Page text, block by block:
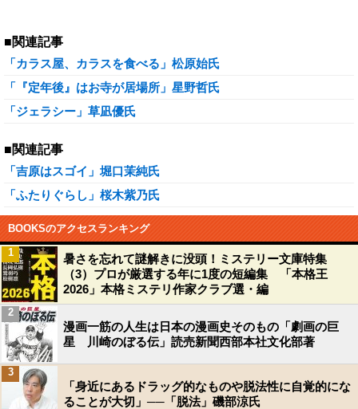
■関連記事
「カラス屋、カラスを食べる」松原始氏
「『定年後』はお寺が居場所」星野哲氏
「ジェラシー」草凪優氏
■関連記事
「吉原はスゴイ」堀口茉純氏
「ふたりぐらし」桜木紫乃氏
BOOKSのアクセスランキング
暑さを忘れて謎解きに没頭！ミステリー文庫特集
（3）プロが厳選する年に1度の短編集 「本格王
2026」本格ミステリ作家クラブ選・編
1
漫画一筋の人生は日本の漫画史そのもの「劇画の巨
星 川崎のぼる伝」読売新聞西部本社文化部著
2
「身近にあるドラッグ的なものや脱法性に自覚的にな
ることが大切」──「脱法」磯部涼氏
3